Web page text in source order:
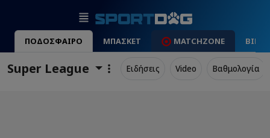
ΠΟΔΟΣΦΑΙΡΟ ΜΠΑΣΚΕΤ MATCHZONE
Super League Ειδήσεις Video Βαθμολογία